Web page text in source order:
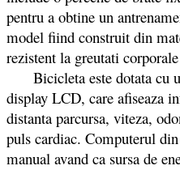
pentru a obtine un
model fiind construit din
rezistent la greutati
Bicicleta este dotata cu
display LCD, care afiseaza
distanta parcursa, viteza,
puls cardiac. Computerul
manual avand ca sursa de